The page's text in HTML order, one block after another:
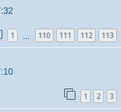
1 110 111 112 113
1 2 3